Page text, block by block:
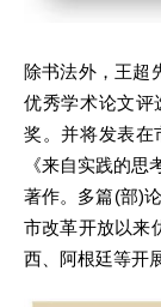
除书法外，王超
优秀学术论文评
奖。并将发表在
《来自实践的
著作。多篇(部)
市改革开放以来
西、阿根廷等开